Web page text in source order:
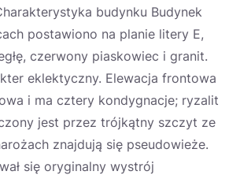
budynku Budynek
postawiono na planie litery E,
czerwony piaskowiec i granit.
eklektyczny. Elewacja frontowa
i ma cztery kondygnacje; ryzalit
jest przez trójkątny szczyt ze
znajdują się pseudowieże.
się oryginalny wystrój